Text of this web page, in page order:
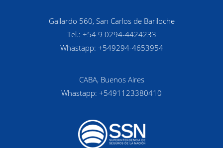
Gallardo 560, San Carlos de Bariloche
Tel.: +54 9 0294-4424233
Whastapp: +549294-4653954
CABA, Buenos Aires
Whastapp: +5491123380410